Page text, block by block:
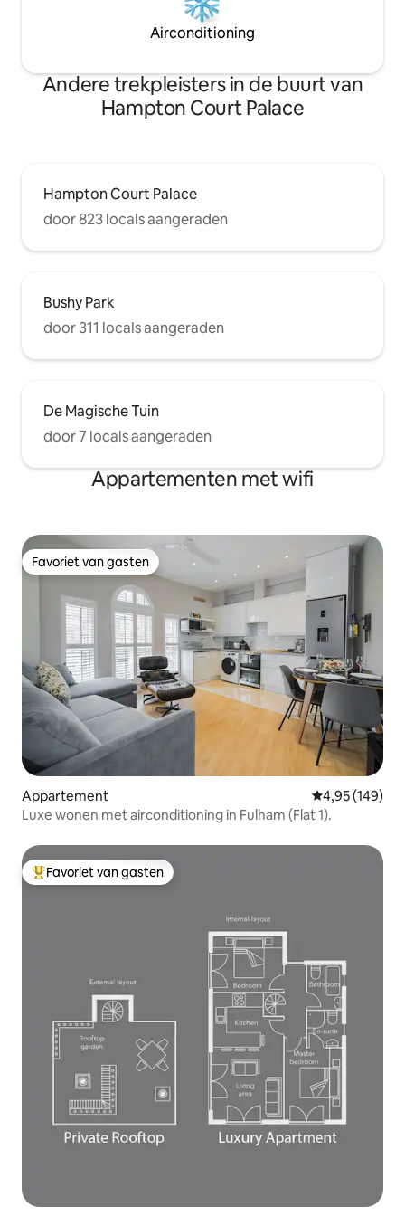
Airconditioning
Andere trekpleisters in de buurt van
Hampton Court Palace
Hampton Court Palace
door 823 locals aangeraden
Bushy Park
door 311 locals aangeraden
De Magische Tuin
door 7 locals aangeraden
Appartementen met wifi
Favoriet van gasten
Favoriet van gasten
Appartement Gemiddelde
4,95 (149)
Luxe wonen met airconditioning in Fulham (Flat 1).
Topfavoriet van gasten
Favoriet van gasten